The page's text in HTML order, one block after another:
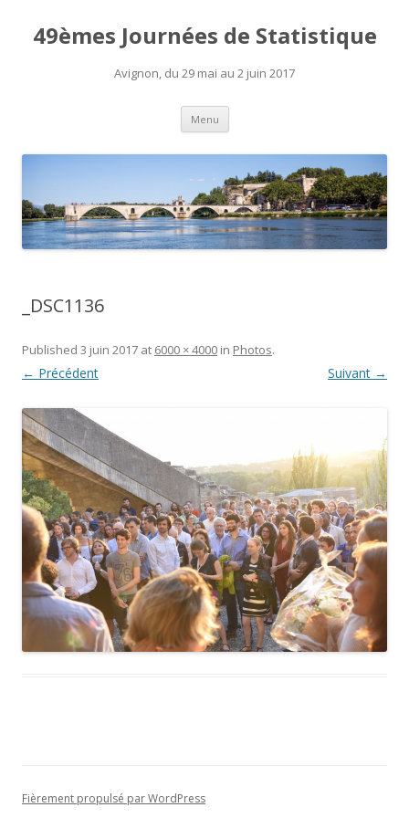
49èmes Journées de Statistique
Avignon, du 29 mai au 2 juin 2017
Menu Aller
contenu
_DSC1136
Published 3 juin 2017 at 6000 × 4000 in Photos.
← Précédent Suivant →
Fièrement propulsé par WordPress